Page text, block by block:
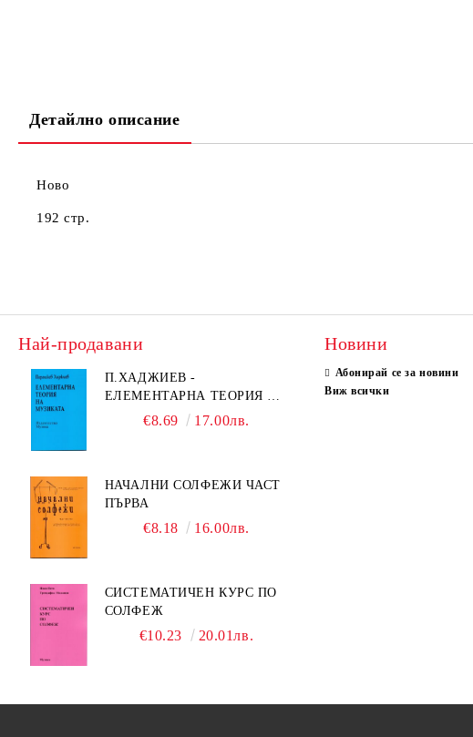
Детайлно описание
Ново
192 стр.
Най-продавани
П.ХАДЖИЕВ -
ЕЛЕМЕНТАРНА ТЕОРИЯ НА
МУЗИКАТА
€8.69 17.00лв.
НАЧАЛНИ СОЛФЕЖИ ЧАСТ
ПЪРВА
€8.18 16.00лв.
СИСТЕМАТИЧЕН КУРС ПО
СОЛФЕЖ
€10.23 20.01лв.
Новини
Абонирай се за новини
Виж всички